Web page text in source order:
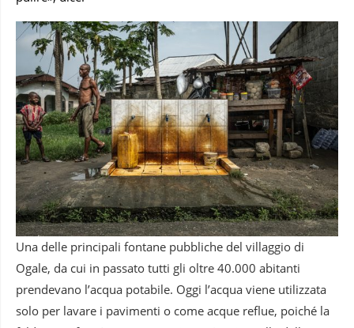
Una delle principali fontane pubbliche del villaggio di
Ogale, da cui in passato tutti gli oltre 40.000 abitanti
prendevano l’acqua potabile. Oggi l’acqua viene utilizzata
solo per lavare i pavimenti o come acque reflue, poiché la